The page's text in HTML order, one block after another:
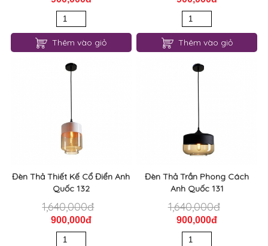
Thêm vào giỏ Thêm vào giỏ
Đèn Thả Thiết Kế Cổ Điển Anh
Quốc 132
1,640,000đ
900,000đ
Đèn Thả Trần Phong Cách
Anh Quốc 131
1,640,000đ
900,000đ